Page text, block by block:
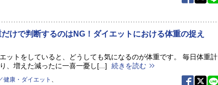
けで判断するのはNG！ダイエットにおける体重の捉え
ットをしていると、どうしても気になるのが体重です。 毎日体重計
、増えた減ったに一喜一憂し[...]
続きを読む
健康・ダイエット 、